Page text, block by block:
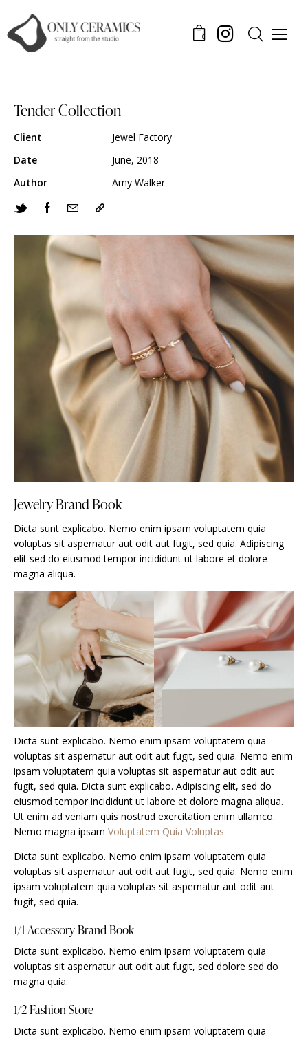
0
Tender Collection
Client
Jewel Factory
Date
June, 2018
Author
Amy Walker
Jewelry Brand Book
Dicta sunt explicabo. Nemo enim ipsam voluptatem quia
voluptas sit aspernatur aut odit aut fugit, sed quia. Adipiscing
elit sed do eiusmod tempor incididunt ut labore et dolore
magna aliqua.
Dicta sunt explicabo. Nemo enim ipsam voluptatem quia
voluptas sit aspernatur aut odit aut fugit, sed quia. Nemo enim
ipsam voluptatem quia voluptas sit aspernatur aut odit aut
fugit, sed quia. Dicta sunt explicabo. Adipiscing elit, sed do
eiusmod tempor incididunt ut labore et dolore magna aliqua.
Ut enim ad veniam quis nostrud exercitation enim ullamco.
Nemo magna ipsam Voluptatem Quia Voluptas.
Dicta sunt explicabo. Nemo enim ipsam voluptatem quia
voluptas sit aspernatur aut odit aut fugit, sed quia. Nemo enim
ipsam voluptatem quia voluptas sit aspernatur aut odit aut
fugit, sed quia.
1/1 Accessory Brand Book
Dicta sunt explicabo. Nemo enim ipsam voluptatem quia
voluptas sit aspernatur aut odit aut fugit, sed dolore sed do
magna quia.
1/2 Fashion Store
Dicta sunt explicabo. Nemo enim ipsam voluptatem quia